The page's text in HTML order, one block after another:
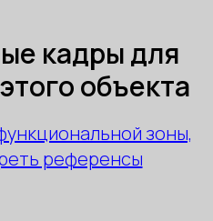
кадры для
объекта
зоны,
референсы